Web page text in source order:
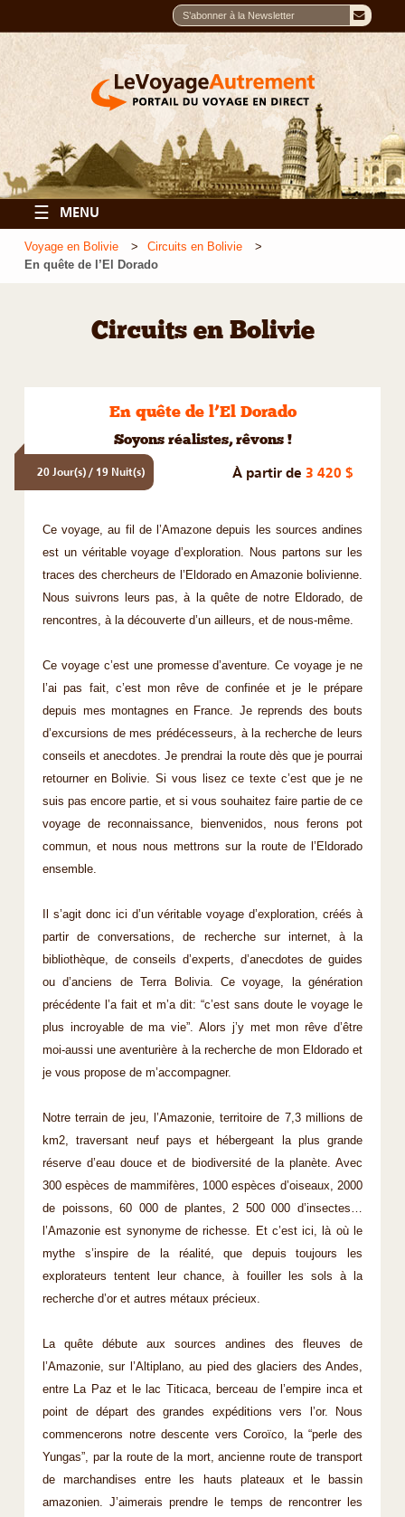
☰ MENU
Voyage en Bolivie
Circuits en Bolivie
En quête de l’El Dorado
Circuits en Bolivie
En quête de l’El Dorado
Soyons réalistes, rêvons !
20 Jour(s) / 19 Nuit(s) À partir de 3 420 $
Ce voyage, au fil de l’Amazone depuis les sources andines
est un véritable voyage d’exploration. Nous partons sur les
traces des chercheurs de l’Eldorado en Amazonie bolivienne.
Nous suivrons leurs pas, à la quête de notre Eldorado, de
rencontres, à la découverte d’un ailleurs, et de nous-même.
Ce voyage c’est une promesse d’aventure. Ce voyage je ne
l’ai pas fait, c’est mon rêve de confinée et je le prépare
depuis mes montagnes en France. Je reprends des bouts
d’excursions de mes prédécesseurs, à la recherche de leurs
conseils et anecdotes. Je prendrai la route dès que je pourrai
retourner en Bolivie. Si vous lisez ce texte c’est que je ne
suis pas encore partie, et si vous souhaitez faire partie de ce
voyage de reconnaissance, bienvenidos, nous ferons pot
commun, et nous nous mettrons sur la route de l’Eldorado
ensemble.
Il s’agit donc ici d’un véritable voyage d’exploration, créés à
partir de conversations, de recherche sur internet, à la
bibliothèque, de conseils d’experts, d’anecdotes de guides
ou d’anciens de Terra Bolivia. Ce voyage, la génération
précédente l’a fait et m’a dit: “c’est sans doute le voyage le
plus incroyable de ma vie”. Alors j’y met mon rêve d’être
moi-aussi une aventurière à la recherche de mon Eldorado et
je vous propose de m’accompagner.
Notre terrain de jeu, l’Amazonie, territoire de 7,3 millions de
km2, traversant neuf pays et hébergeant la plus grande
réserve d’eau douce et de biodiversité de la planète. Avec
300 espèces de mammifères, 1000 espèces d’oiseaux, 2000
de poissons, 60 000 de plantes, 2 500 000 d’insectes…
l’Amazonie est synonyme de richesse. Et c’est ici, là où le
mythe s’inspire de la réalité, que depuis toujours les
explorateurs tentent leur chance, à fouiller les sols à la
recherche d’or et autres métaux précieux.
La quête débute aux sources andines des fleuves de
l’Amazonie, sur l’Altiplano, au pied des glaciers des Andes,
entre La Paz et le lac Titicaca, berceau de l’empire inca et
point de départ des grandes expéditions vers l’or. Nous
commencerons notre descente vers Coroïco, la “perle des
Yungas”, par la route de la mort, ancienne route de transport
de marchandises entre les hauts plateaux et le bassin
amazonien. J’aimerais prendre le temps de rencontrer les